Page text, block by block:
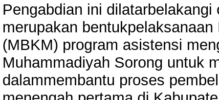
Pengabdian ini
merupakan
(MBKM) program asistensi
Muhammadiyah Sorong untuk
dalammembantu proses